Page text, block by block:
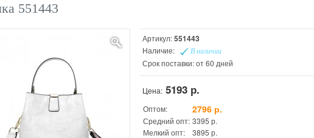
551443
Артикул:551443
Наличие: В наличии
Срок поставки: от 60 дней
Цена: 5193 р.
Оптом: 2796 р.
Средний опт: 3395 р.
Мелкий опт:
3895 р.